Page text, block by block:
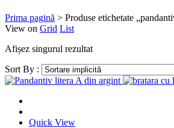
Prima pagină > Produse etichetate
View on Grid List
Afișez singurul rezultat
Sort By :
Quick View